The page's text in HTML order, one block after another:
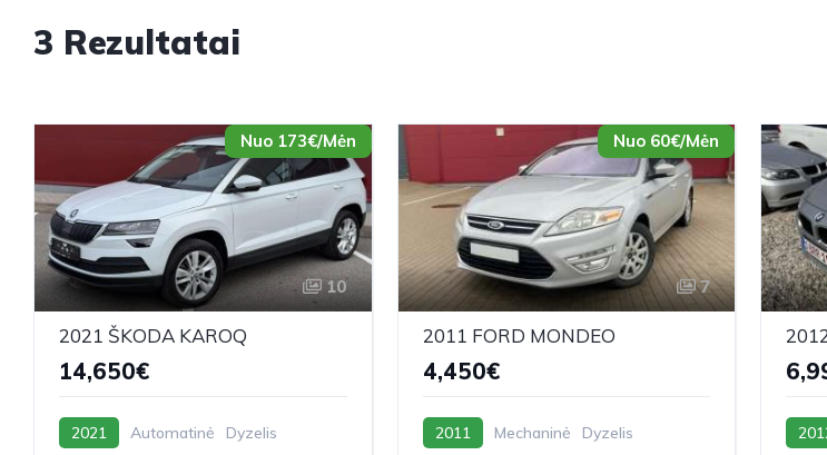
3 Rezultatai
Nuo 173€/Mėn
10
2021 ŠKODA KAROQ
14,650€
2021 Automatinė Dyzelis
Nuo 60€/Mėn
7
2011 FORD MONDEO
4,450€
2011 Mechaninė Dyzelis